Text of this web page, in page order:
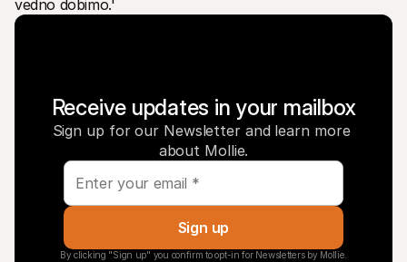
vedno dobimo.'
Receive updates in your mailbox
Sign up for our Newsletter and learn more
about Mollie.
Sign up
By clicking "Sign up" you confirm to opt-in for Newsletters by Mollie.